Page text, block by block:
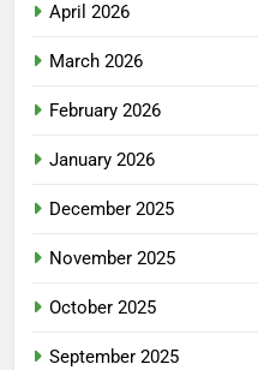
April 2026
March 2026
February 2026
January 2026
December 2025
November 2025
October 2025
September 2025